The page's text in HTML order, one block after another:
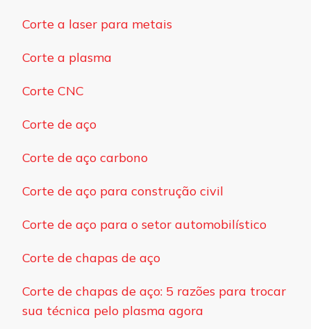
Corte a laser para metais
Corte a plasma
Corte CNC
Corte de aço
Corte de aço carbono
Corte de aço para construção civil
Corte de aço para o setor automobilístico
Corte de chapas de aço
Corte de chapas de aço: 5 razões para trocar
sua técnica pelo plasma agora